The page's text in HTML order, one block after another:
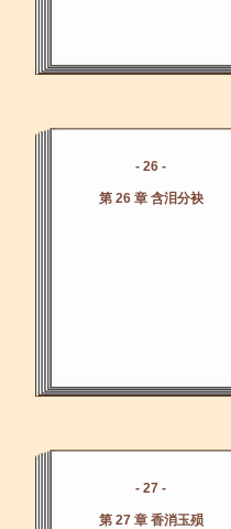
- 26 -
第 26 章 含泪分袂
- 27 -
第 27 章 香消玉殒